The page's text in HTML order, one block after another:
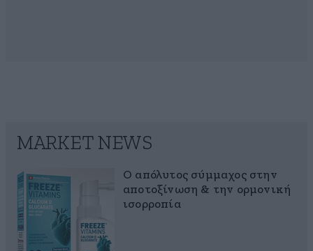
MARKET NEWS
Ο απόλυτος σύμμαχος στην
αποτοξίνωση & την ορμονική
ισορροπία